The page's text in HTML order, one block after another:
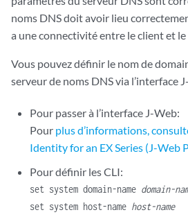
noms DNS doit avoir lieu
a une connectivité entre le client et
Vous pouvez définir le nom de
serveur de noms DNS via l’interface
Pour passer à l’interface J-Web:
Pour plus d’informations,
Identity for an EX Series (J-Web
Pour définir les CLI:
set system domain-name domain-
set system host-name host-name